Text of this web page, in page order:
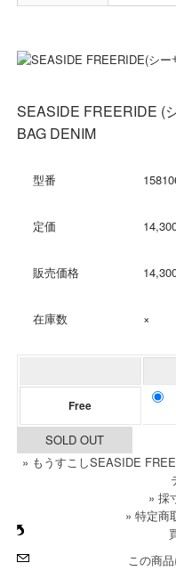
SEASIDE FREERIDE (
BAG DENIM
型番
定価
販売価格
在庫数 ×
» 採
» 特定商
この商
Free
SOLD OUT
» もうすこしSEASIDE